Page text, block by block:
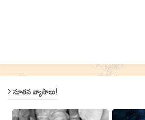
నూతన వ్యాసాలు!